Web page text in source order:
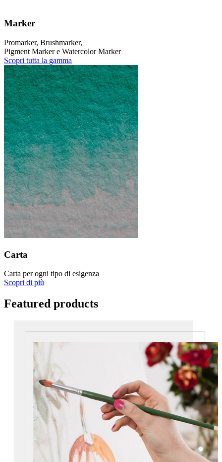
Marker
Promarker, Brushmarker,
Pigment Marker e Watercolor Marker
Scopri tutta la gamma
Carta
Carta per ogni tipo di esigenza
Scopri di più
Featured products